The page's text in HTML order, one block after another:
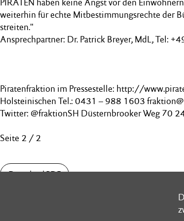
weiterhin für echte Mitbestimmungsrechte der
streiten."
Ansprechpartner: Dr. Patrick Breyer, MdL, Tel:
Piratenfraktion im Pressestelle: http://
Holsteinischen Tel.: 0431 – 988 1603
Twitter: @fraktionSH Düsternbrooker Weg 70
Seite 2 / 2
Download PDF